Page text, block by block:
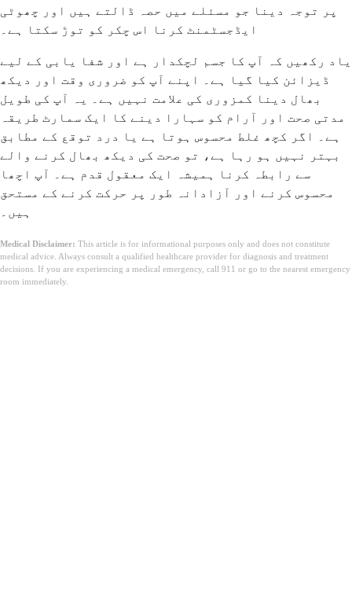
پر توجہ دینا جو مسئلے میں حصہ ڈالتے ہیں اور چھوٹی
ایڈجسٹمنٹ کرنا اس چکر کو توڑ سکتا ہے۔
یاد رکھیں کہ آپ کا جسم لچکدار ہے اور شفا یابی کے لیے
ڈیزائن کیا گیا ہے۔ اپنے آپ کو ضروری وقت اور دیکھ
بھال دینا کمزوری کی علامت نہیں ہے۔ یہ آپ کی طویل
مدتی صحت اور آرام کو سہارا دینے کا ایک سمارٹ طریقہ
ہے۔ اگر کچھ غلط محسوس ہوتا ہے یا درد توقع کے مطابق
بہتر نہیں ہو رہا ہے، تو صحت کی دیکھ بھال کرنے والے
سے رابطہ کرنا ہمیشہ ایک معقول قدم ہے۔ آپ اچھا
محسوس کرنے اور آزادانہ طور پر حرکت کرنے کے مستحق
ہیں۔
Medical Disclaimer: This article is for informational purposes only and does not constitute
medical advice. Always consult a qualified healthcare provider for diagnosis and treatment
decisions. If you are experiencing a medical emergency, call 911 or go to the nearest emergency
room immediately.